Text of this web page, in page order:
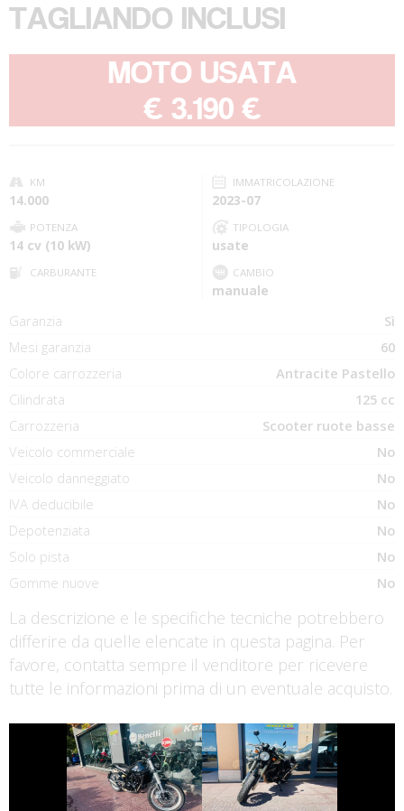
TAGLIANDO INCLUSI
MOTO USATA
€ 3.190 €
KM
14.000
IMMATRICOLAZIONE
2023-07
POTENZA
14 cv (10 kW)
TIPOLOGIA
usate
CARBURANTE CAMBIO
manuale
Garanzia
Sì
Mesi garanzia
60
Colore carrozzeria
Antracite Pastello
Cilindrata
125 cc
Carrozzeria
Scooter ruote basse
Veicolo commerciale
No
Veicolo danneggiato
No
IVA deducibile
No
Depotenziata
No
Solo pista
No
Gomme nuove
No
La descrizione e le specifiche tecniche potrebbero
differire da quelle elencate in questa pagina. Per
favore, contatta sempre il venditore per ricevere
tutte le informazioni prima di un eventuale acquisto.
BENELLI
LEONCINO
SWM GRAN-
MILANO
€ 2.490 € € 6.190 €